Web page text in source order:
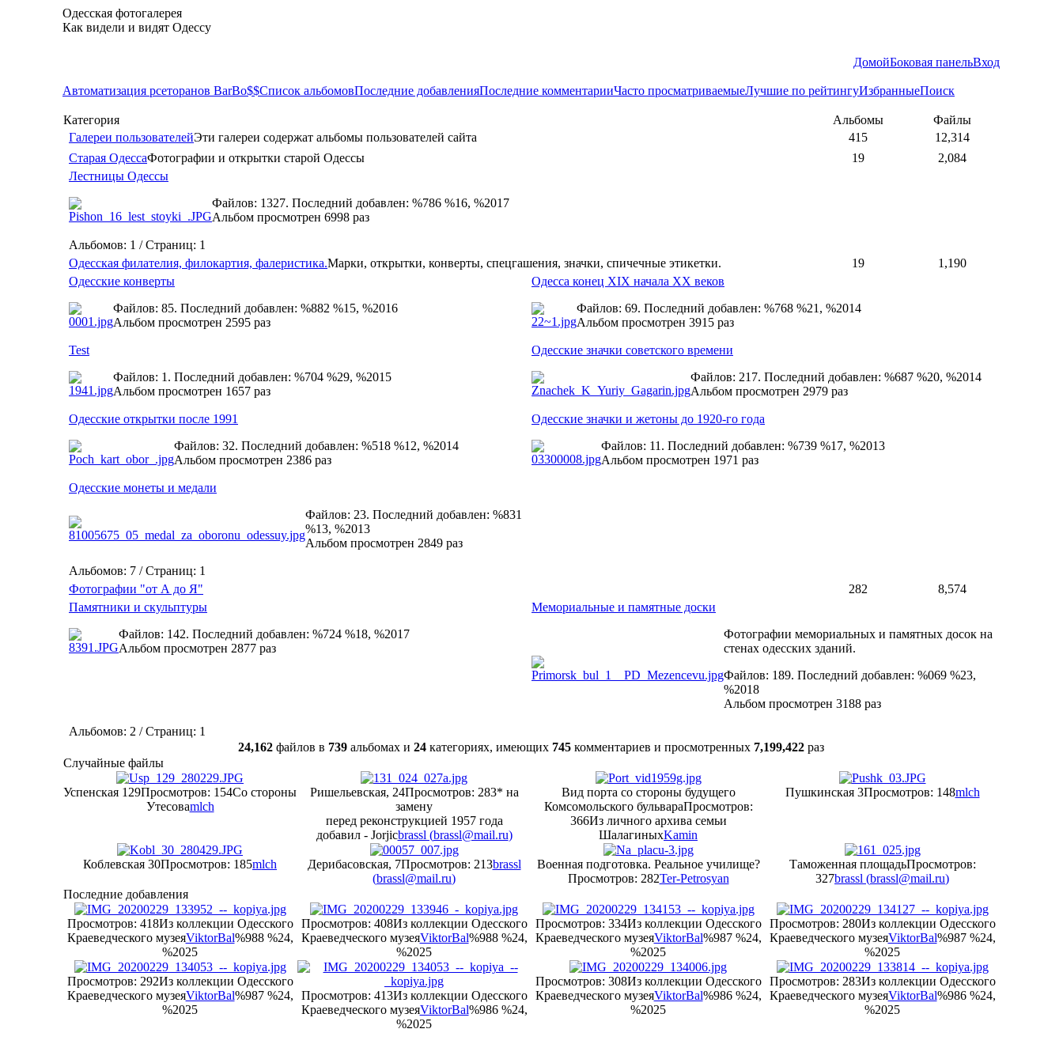
Одесская фотогалерея
Как видели и видят Одессу
ДомойБоковая панельВход
Автоматизация рсеторанов BarBo$$Список альбомовПоследние добавленияПоследние комментарииЧасто просматриваемыеЛучшие по рейтингуИзбранныеПоиск
Категория Альбомы
Файлы
Галереи пользователейЭти галереи содержат альбомы пользователей сайта 415
12,314
Старая ОдессаФотографии и открытки старой Одессы 19
2,084
Лестницы Одессы
Файлов: 1327. Последний добавлен: %786 %16, %2017
Альбом просмотрен 6998 раз
Альбомов: 1 / Страниц: 1
Одесская филателия, филокартия, фалеристика.Марки, открытки, конверты, спецгашения, значки, спичечные этикетки. 19
1,190
Одесские конверты
Файлов: 85. Последний добавлен: %882 %15, %2016
Альбом просмотрен 2595 раз
Одесса конец XIX начала ХХ веков
Файлов: 69. Последний добавлен: %768 %21, %2014
Альбом просмотрен 3915 раз
Test
Файлов: 1. Последний добавлен: %704 %29, %2015
Альбом просмотрен 1657 раз
Одесские значки советского времени
Файлов: 217. Последний добавлен: %687 %20, %2014
Альбом просмотрен 2979 раз
Одесские открытки после 1991
Файлов: 32. Последний добавлен: %518 %12, %2014
Альбом просмотрен 2386 раз
Одесские значки и жетоны до 1920-го года
Файлов: 11. Последний добавлен: %739 %17, %2013
Альбом просмотрен 1971 раз
Одесские монеты и медали
Файлов: 23. Последний добавлен: %831
%13, %2013
Альбом просмотрен 2849 раз
Альбомов: 7 / Страниц: 1
Фотографии "от А до Я"
282
8,574
Памятники и скульптуры
Файлов: 142. Последний добавлен: %724 %18, %2017
Альбом просмотрен 2877 раз
Мемориальные и памятные доски
Фотографии мемориальных и памятных досок на
стенах одесских зданий.
Файлов: 189. Последний добавлен: %069 %23,
%2018
Альбом просмотрен 3188 раз
Альбомов: 2 / Страниц: 1
24,162 файлов в 739 альбомах и 24 категориях, имеющих 745 комментариев и просмотренных 7,199,422 раз
Случайные файлы
Успенская 129Просмотров: 154Со стороны
Утесоваmlch
Ришельевская, 24Просмотров: 283* на
замену
перед реконструкцией 1957 года
добавил - Jorjicbrassl (brassl@mail.ru)
Вид порта со стороны будущего
Комсомольского бульвараПросмотров:
366Из личного архива семьи
ШалагиныхKamin
Пушкинская 3Просмотров: 148mlch
Коблевская 30Просмотров: 185mlch Дерибасовская, 7Просмотров: 213brassl
(brassl@mail.ru)
Военная подготовка. Реальное училище?
Просмотров: 282Ter-Petrosyan
Таможенная площадьПросмотров:
327brassl (brassl@mail.ru)
Последние добавления
Просмотров: 418Из коллекции Одесского
Краеведческого музеяViktorBal%988 %24,
%2025
Просмотров: 408Из коллекции Одесского
Краеведческого музеяViktorBal%988 %24,
%2025
Просмотров: 334Из коллекции Одесского
Краеведческого музеяViktorBal%987 %24,
%2025
Просмотров: 280Из коллекции Одесского
Краеведческого музеяViktorBal%987 %24,
%2025
Просмотров: 292Из коллекции Одесского
Краеведческого музеяViktorBal%987 %24,
%2025
Просмотров: 413Из коллекции Одесского
Краеведческого музеяViktorBal%986 %24,
%2025
Просмотров: 308Из коллекции Одесского
Краеведческого музеяViktorBal%986 %24,
%2025
Просмотров: 283Из коллекции Одесского
Краеведческого музеяViktorBal%986 %24,
%2025